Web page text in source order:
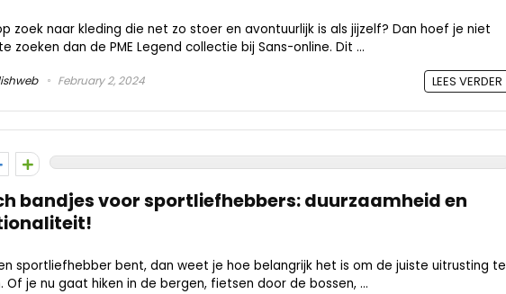
zoek naar kleding die net zo stoer en avontuurlijk is als jijzelf? Dan hoef je niet
zoeken dan de PME Legend collectie bij Sans-online. Dit ...
February 2, 2024 LEES VERDER
bandjes voor sportliefhebbers: duurzaamheid en
sportliefhebber bent, dan weet je hoe belangrijk het is om de juiste uitrusting te
Of je nu gaat hiken in de bergen, fietsen door de bossen, ...